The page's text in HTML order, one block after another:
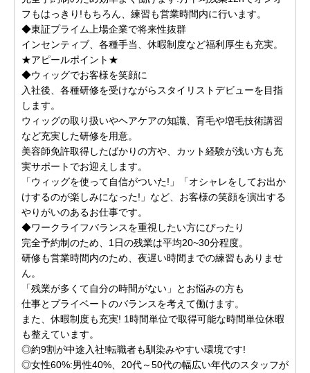
フもはっきり!もちろん、練習も営業時間内に行います。
◆東証プライム上場企業で将来性抜群
インセンティブ、各種手当、休暇制度など福利厚生も充実。
★アピールポイント★
◆ウィッグでお客様を笑顔に
入社後、各種研修を受けながらスタイリストデビューを目指
します。
ウィッグの取り扱いやヘアケアの知識、育毛や増毛技術講習
など充実した研修を用意。
美容師免許取得したばかりの方や、カット経験が浅い方も充
実サポートでお迎えします。
「ウィッグを使って自信がついた!」「オシャレをしてお出か
けするのが楽しみになった!」など、お客様の笑顔を演出する
やりがいのあるお仕事です。
◆ワークライフバランスを重視したい方にぴったり
完全予約制のため、1日の残業は平均20~30分程度。
研修も営業時間内のため、夜遅い時間までの練習もありませ
ん。
「残業が多くて自分の時間がない」とお悩みの方も
仕事とプライベートのバランスを考えて働けます。
また、休暇制度も充実! 1時間単位で取得可能な時間単位休暇
も整えています。
◎約9割が中途入社!転職者も馴染みやすい環境です!
◎女性60%:男性40%、20代～50代の幅広い年代のスタッフが